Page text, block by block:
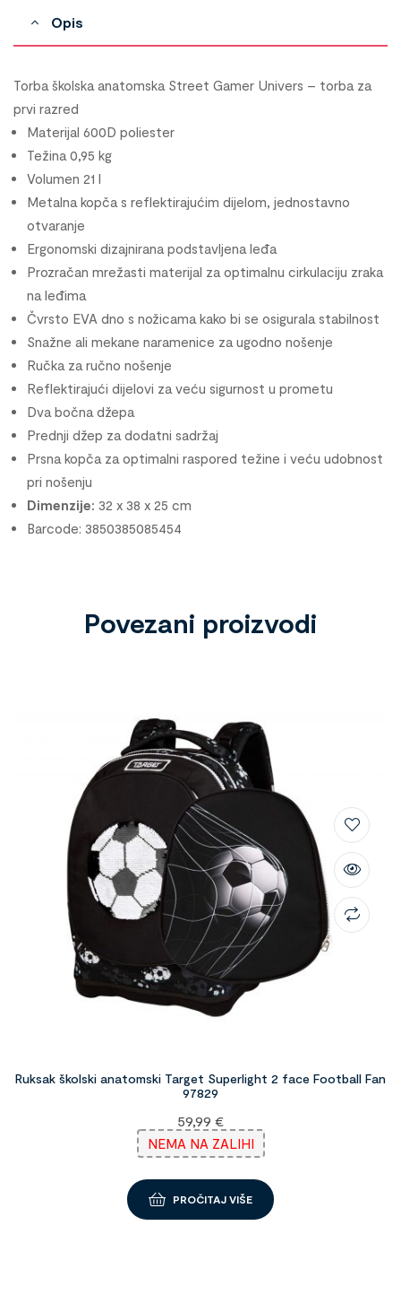
Opis
Torba školska anatomska Street Gamer Univers – torba za
prvi razred
Materijal 600D poliester
Težina 0,95 kg
Volumen 21 l
Metalna kopča s reflektirajućim dijelom, jednostavno
otvaranje
Ergonomski dizajnirana podstavljena leđa
Prozračan mrežasti materijal za optimalnu cirkulaciju zraka
na leđima
Čvrsto EVA dno s nožicama kako bi se osigurala stabilnost
Snažne ali mekane naramenice za ugodno nošenje
Ručka za ručno nošenje
Reflektirajući dijelovi za veću sigurnost u prometu
Dva bočna džepa
Prednji džep za dodatni sadržaj
Prsna kopča za optimalni raspored težine i veću udobnost
pri nošenju
Dimenzije: 32 x 38 x 25 cm
Barcode: 3850385085454
Povezani proizvodi
Ruksak školski anatomski Target Superlight 2 face Football Fan
97829
59,99 €
NEMA NA ZALIHI
PROČITAJ VIŠE